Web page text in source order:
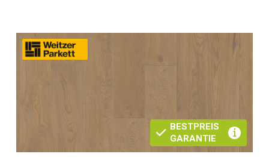
BESTPREIS
GARANTIE